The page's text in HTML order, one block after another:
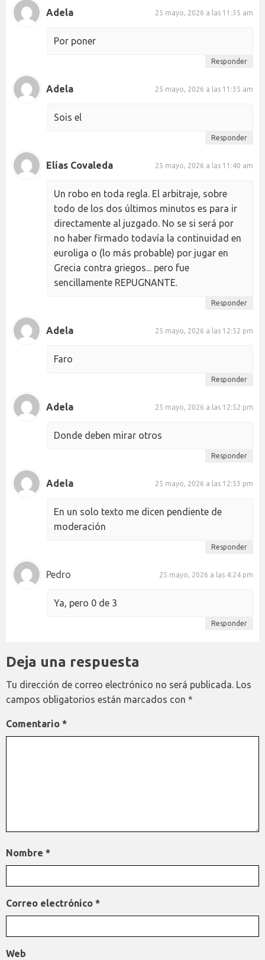
Adela 25 mayo, 2026 a las 11:35 am
Por poner
Responder
Adela 25 mayo, 2026 a las 11:35 am
Sois el
Responder
Elías Covaleda 25 mayo, 2026 a las 11:40 am
Un robo en toda regla. El arbitraje, sobre
todo de los dos últimos minutos es para ir
directamente al juzgado. No se si será por
no haber firmado todavía la continuidad en
euroliga o (lo más probable) por jugar en
Grecia contra griegos... pero fue
sencillamente REPUGNANTE.
Responder
Adela 25 mayo, 2026 a las 12:52 pm
Faro
Responder
Adela 25 mayo, 2026 a las 12:52 pm
Donde deben mirar otros
Responder
Adela 25 mayo, 2026 a las 12:53 pm
En un solo texto me dicen pendiente de
moderación
Responder
Pedro 25 mayo, 2026 a las 4:24 pm
Ya, pero 0 de 3
Responder
Deja una respuesta
Tu dirección de correo electrónico no será publicada. Los
campos obligatorios están marcados con *
Comentario *
Nombre *
Correo electrónico *
Web